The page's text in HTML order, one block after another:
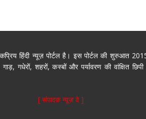
हिंदी न्यूज़ पोर्टल है। इस पोर्टल की शुरुआत
गधेरों, शहरों, कस्बों और पर्यावरण की वांक्षित
[ संपादक न्यूज़ वे ]